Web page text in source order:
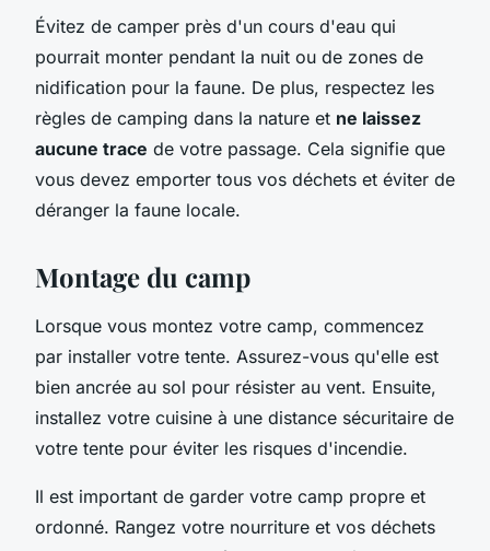
Évitez de camper près d'un cours d'eau qui
pourrait monter pendant la nuit ou de zones de
nidification pour la faune. De plus, respectez les
règles de camping dans la nature et ne laissez
aucune trace de votre passage. Cela signifie que
vous devez emporter tous vos déchets et éviter de
déranger la faune locale.
Montage du camp
Lorsque vous montez votre camp, commencez
par installer votre tente. Assurez-vous qu'elle est
bien ancrée au sol pour résister au vent. Ensuite,
installez votre cuisine à une distance sécuritaire de
votre tente pour éviter les risques d'incendie.
Il est important de garder votre camp propre et
ordonné. Rangez votre nourriture et vos déchets